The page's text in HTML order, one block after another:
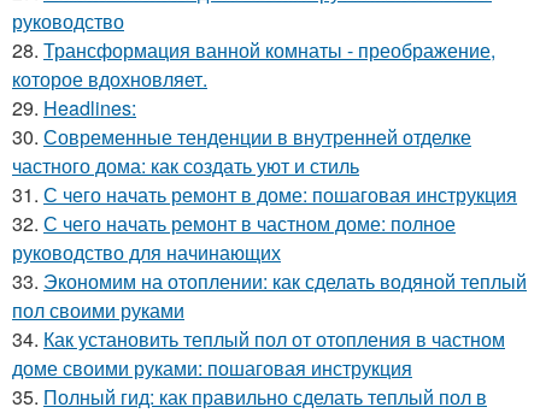
руководство
28. Трансформация ванной комнаты - преображение,
которое вдохновляет.
29. Headlines:
30. Современные тенденции в внутренней отделке
частного дома: как создать уют и стиль
31. С чего начать ремонт в доме: пошаговая инструкция
32. С чего начать ремонт в частном доме: полное
руководство для начинающих
33. Экономим на отоплении: как сделать водяной теплый
пол своими руками
34. Как установить теплый пол от отопления в частном
доме своими руками: пошаговая инструкция
35. Полный гид: как правильно сделать теплый пол в